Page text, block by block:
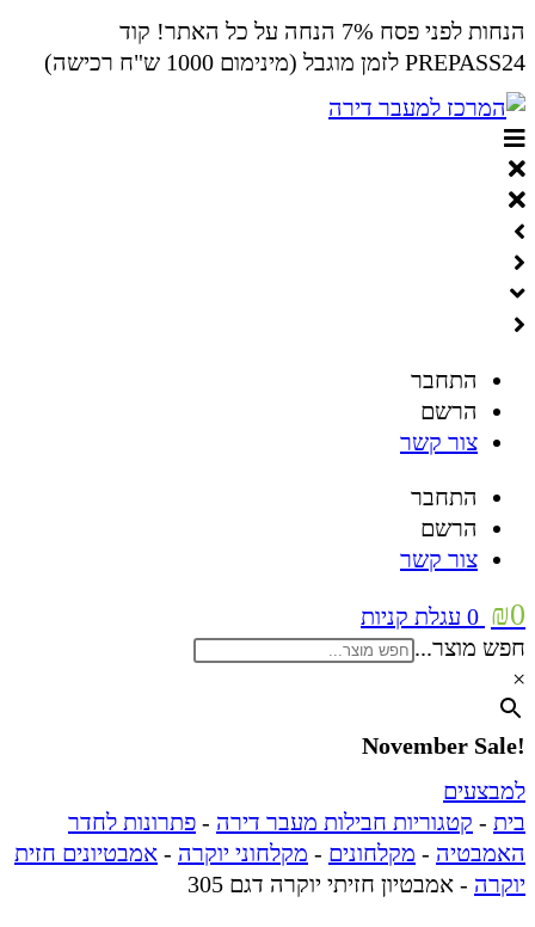
הנחות לפני פסח 7% הנחה על כל האתר! קוד
PREPASS24 לזמן מוגבל (מינימום 1000 ש"ח רכישה)
התחבר
הרשם
צור קשר
התחבר
הרשם
צור קשר
₪0
0 עגלת קניות
חפש מוצר...
×
!November Sale
למבצעים
בית - קטגוריות חבילות מעבר דירה - פתרונות לחדר
האמבטיה - מקלחונים - מקלחוני יוקרה - אמבטיונים חזית
יוקרה - אמבטיון חזיתי יוקרה דגם 305